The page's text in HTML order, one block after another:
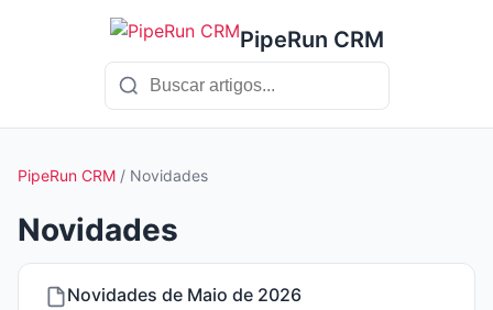
PipeRun CRM
PipeRun CRM / Novidades
Novidades
Novidades de Maio de 2026